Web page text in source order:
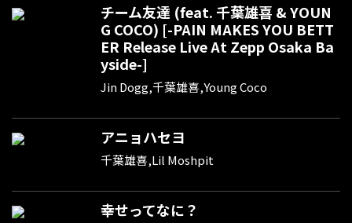
チーム友達 (feat. 千葉雄喜 & YOUN
G COCO) [-PAIN MAKES YOU BETT
ER Release Live At Zepp Osaka Ba
yside-]
Jin Dogg,千葉雄喜,Young Coco
アニョハセヨ
千葉雄喜,Lil Moshpit
幸せってなに？